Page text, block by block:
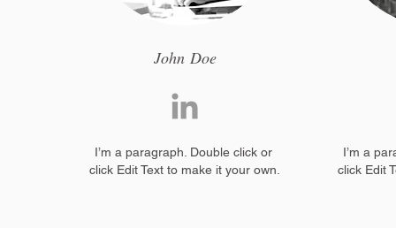
John Doe
I’m a paragraph. Double click or
click Edit Text to make it your own.
I’m a
click Edit